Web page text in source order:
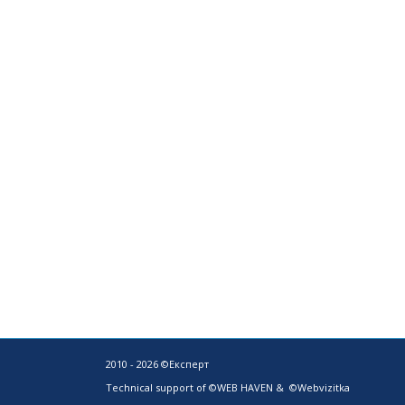
2010 - 2026 ©Експерт
Technical support of©WEB HAVEN &©Webvizitka